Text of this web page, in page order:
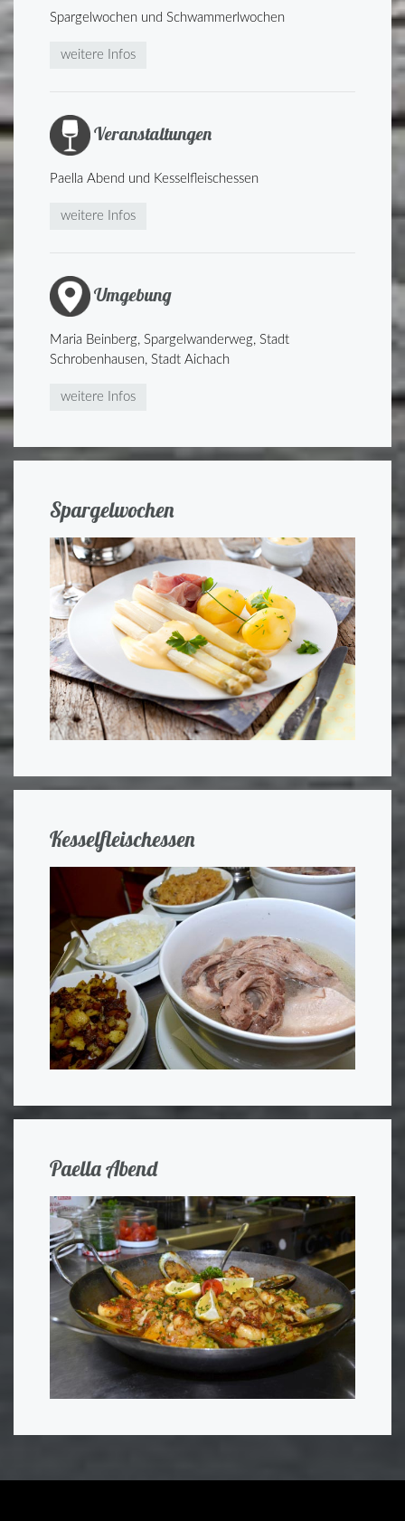
Spargelwochen und Schwammerlwochen
weitere Infos
Veranstaltungen
Paella Abend und Kesselfleischessen
weitere Infos
Umgebung
Maria Beinberg, Spargelwanderweg, Stadt
Schrobenhausen, Stadt Aichach
weitere Infos
Spargelwochen
Kesselfleischessen
Paella Abend